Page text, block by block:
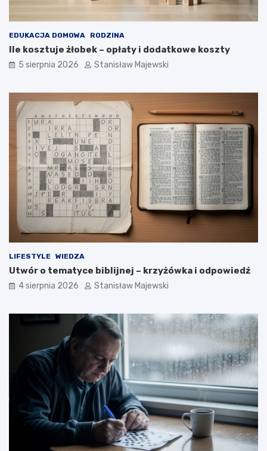
EDUKACJA DOMOWA RODZINA
Ile kosztuje żłobek – opłaty i dodatkowe koszty
5 sierpnia 2026 Stanisław Majewski
LIFESTYLE WIEDZA
Utwór o tematyce biblijnej – krzyżówka i odpowiedź
4 sierpnia 2026 Stanisław Majewski